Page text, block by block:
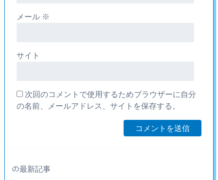
メール ※
サイト
次回のコメントで使用するためブラウザーに自分
の名前、メールアドレス、サイトを保存する。
の最新記事